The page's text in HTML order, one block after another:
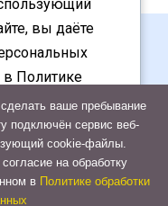
82-11
вы даёте
в Политике
ваше пребывание
подключён сервис веб-
cookie-файлы.
на обработку
в Политике обработки